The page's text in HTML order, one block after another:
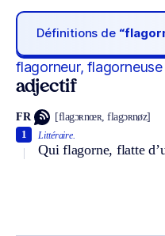
Définitions de
flagorneur, flagorneuse
adjectif
FR [flagɔʀnœʀ, flagɔʀnøz]
Littéraire.
Qui flagorne, flatte
1